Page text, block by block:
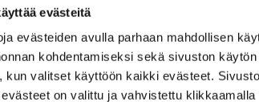
evästeitä
evästeiden avulla parhaan mahdollisen
kohdentamiseksi sekä sivuston
kun valitset käyttöön kaikki evästeet.
on valittu ja vahvistettu
249,00€